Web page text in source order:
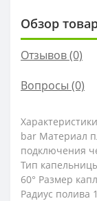
Обзор
Отзывов (0)
Вопросы (0)
bar Материал
подключения
Тип
60° Размер
Радиус полива